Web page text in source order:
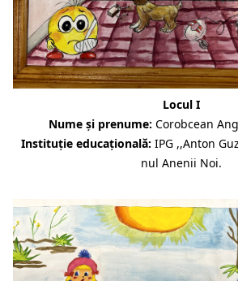
Locul I
Nume și prenume: Corobcean
Instituție educațională: IPG ,,Anton
nul Anenii Noi.